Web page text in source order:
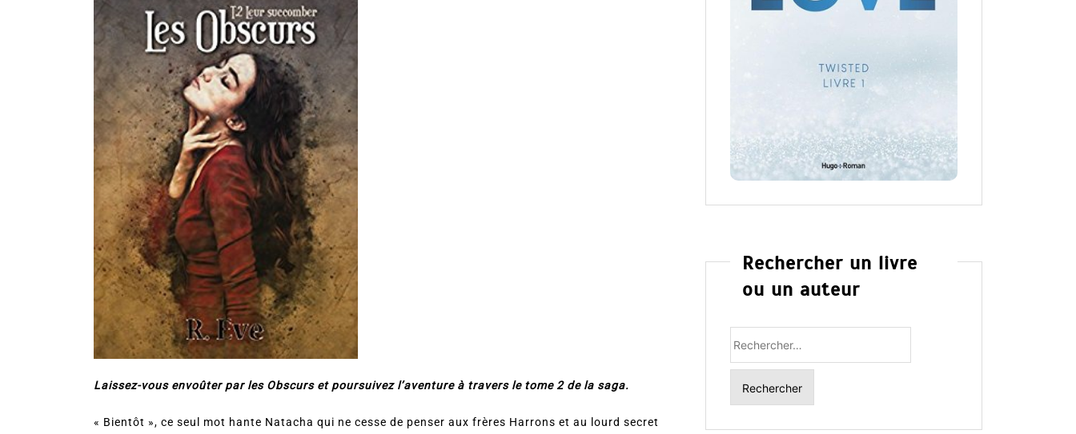
Laissez-vous envoûter par les Obscurs et poursuivez l’aventure à travers le tome 2 de la saga.
« Bientôt », ce seul mot hante Natacha qui ne cesse de penser aux frères Harrons et au lourd secret
Rechercher un livre
ou un auteur